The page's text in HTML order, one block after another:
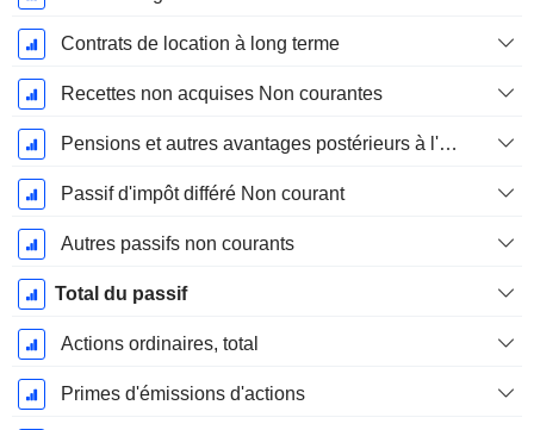
Contrats de location à long terme
Recettes non acquises Non courantes
Pensions et autres avantages postérieurs à l'emploi
Passif d'impôt différé Non courant
Autres passifs non courants
Total du passif
Actions ordinaires, total
Primes d'émissions d'actions